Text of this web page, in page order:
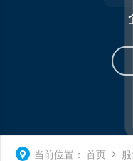
当前位置： 首页